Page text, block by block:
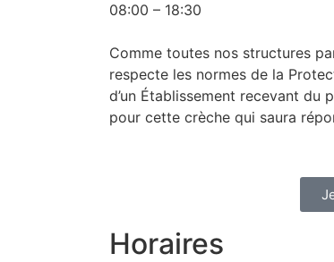
08:00 – 18:30
Comme toutes nos structures
respecte les normes de la
d’un Établissement recevant du
pour cette crèche qui saura
Horaires